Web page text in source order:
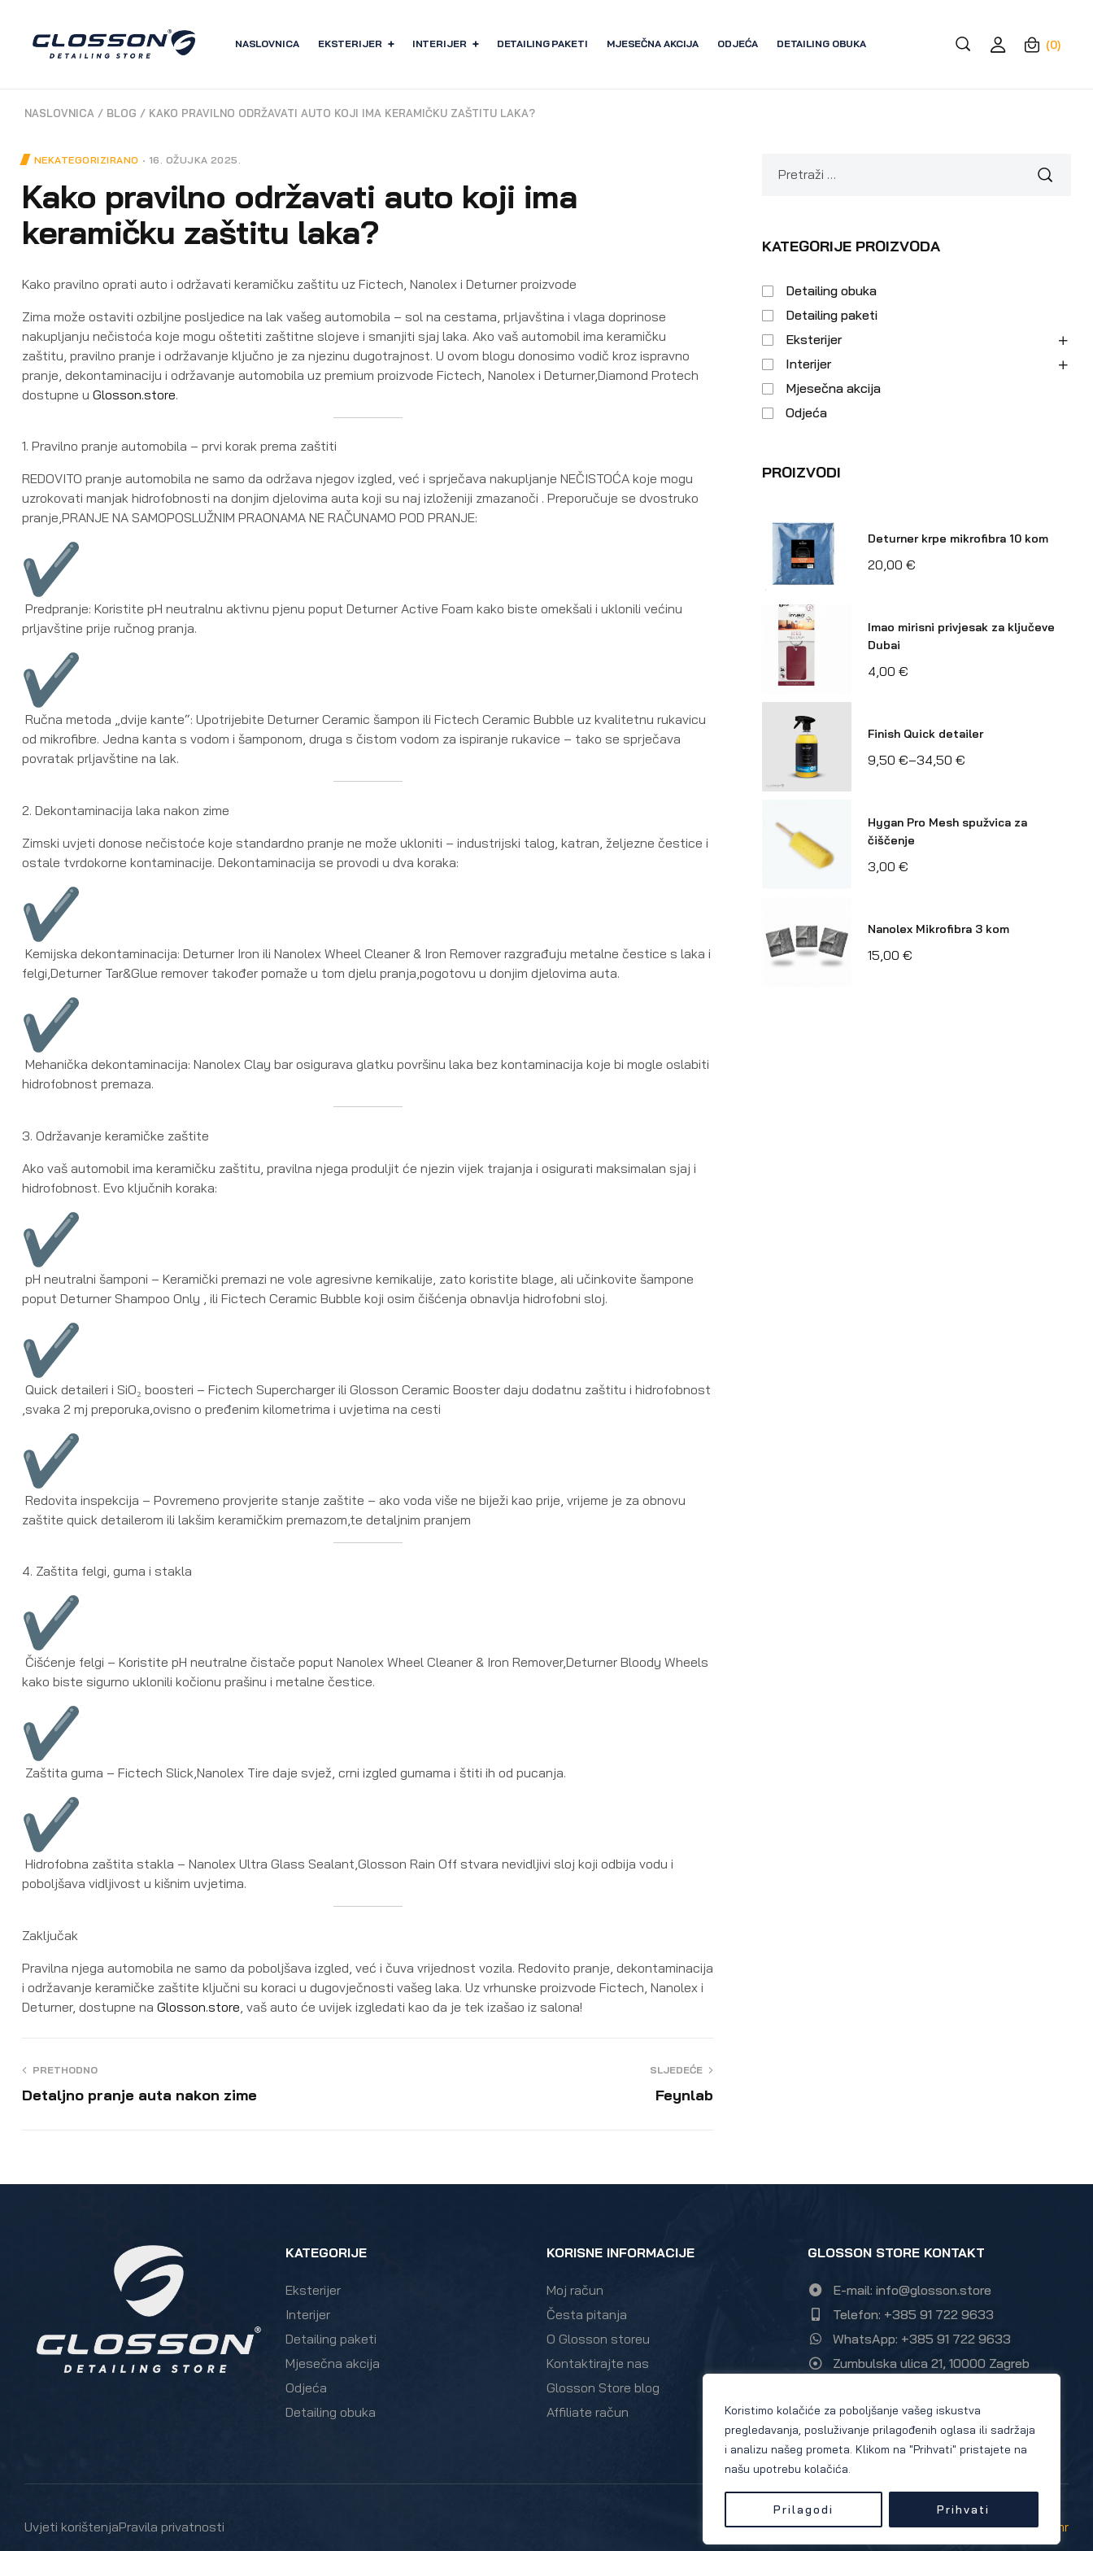
Koristimo kolačiće za poboljšanje vašeg iskustva
pregledavanja, posluživanje prilagođenih oglasa ili sadržaja
i analizu našeg prometa. Klikom na "Prihvati" pristajete na
našu upotrebu kolačića.
Prilagodi Prihvati
NASLOVNICA EKSTERIJER INTERIJER DETAILING PAKETI MJESEČNA AKCIJA ODJEĆA DETAILING OBUKA (0)
NASLOVNICA / BLOG / KAKO PRAVILNO ODRŽAVATI AUTO KOJI IMA KERAMIČKU ZAŠTITU LAKA?
NEKATEGORIZIRANO 16. OŽUJKA 2025.
Kako pravilno održavati auto koji ima
keramičku zaštitu laka?
Kako pravilno oprati auto i održavati keramičku zaštitu uz Fictech, Nanolex i Deturner proizvode
Zima može ostaviti ozbiljne posljedice na lak vašeg automobila – sol na cestama, prljavština i vlaga doprinose
nakupljanju nečistoća koje mogu oštetiti zaštitne slojeve i smanjiti sjaj laka. Ako vaš automobil ima keramičku
zaštitu, pravilno pranje i održavanje ključno je za njezinu dugotrajnost. U ovom blogu donosimo vodič kroz ispravno
pranje, dekontaminaciju i održavanje automobila uz premium proizvode Fictech, Nanolex i Deturner,Diamond Protech
dostupne u Glosson.store.
1. Pravilno pranje automobila – prvi korak prema zaštiti
REDOVITO pranje automobila ne samo da održava njegov izgled, već i sprječava nakupljanje NEČISTOĆA koje mogu
uzrokovati manjak hidrofobnosti na donjim djelovima auta koji su naj izloženiji zmazanoči . Preporučuje se dvostruko
pranje,PRANJE NA SAMOPOSLUŽNIM PRAONAMA NE RAČUNAMO POD PRANJE:
Predpranje: Koristite pH neutralnu aktivnu pjenu poput Deturner Active Foam kako biste omekšali i uklonili većinu
prljavštine prije ručnog pranja.
Ručna metoda „dvije kante“: Upotrijebite Deturner Ceramic šampon ili Fictech Ceramic Bubble uz kvalitetnu rukavicu
od mikrofibre. Jedna kanta s vodom i šamponom, druga s čistom vodom za ispiranje rukavice – tako se sprječava
povratak prljavštine na lak.
2. Dekontaminacija laka nakon zime
Zimski uvjeti donose nečistoće koje standardno pranje ne može ukloniti – industrijski talog, katran, željezne čestice i
ostale tvrdokorne kontaminacije. Dekontaminacija se provodi u dva koraka:
Kemijska dekontaminacija: Deturner Iron ili Nanolex Wheel Cleaner & Iron Remover razgrađuju metalne čestice s laka i
felgi,Deturner Tar&Glue remover također pomaže u tom djelu pranja,pogotovu u donjim djelovima auta.
Mehanička dekontaminacija: Nanolex Clay bar osigurava glatku površinu laka bez kontaminacija koje bi mogle oslabiti
hidrofobnost premaza.
3. Održavanje keramičke zaštite
Ako vaš automobil ima keramičku zaštitu, pravilna njega produljit će njezin vijek trajanja i osigurati maksimalan sjaj i
hidrofobnost. Evo ključnih koraka:
pH neutralni šamponi – Keramički premazi ne vole agresivne kemikalije, zato koristite blage, ali učinkovite šampone
poput Deturner Shampoo Only , ili Fictech Ceramic Bubble koji osim čišćenja obnavlja hidrofobni sloj.
Quick detaileri i SiO₂ boosteri – Fictech Supercharger ili Glosson Ceramic Booster daju dodatnu zaštitu i hidrofobnost
,svaka 2 mj preporuka,ovisno o pređenim kilometrima i uvjetima na cesti
Redovita inspekcija – Povremeno provjerite stanje zaštite – ako voda više ne biježi kao prije, vrijeme je za obnovu
zaštite quick detailerom ili lakšim keramičkim premazom,te detaljnim pranjem
4. Zaštita felgi, guma i stakla
Čišćenje felgi – Koristite pH neutralne čistače poput Nanolex Wheel Cleaner & Iron Remover,Deturner Bloody Wheels
kako biste sigurno uklonili kočionu prašinu i metalne čestice.
Zaštita guma – Fictech Slick,Nanolex Tire daje svjež, crni izgled gumama i štiti ih od pucanja.
Hidrofobna zaštita stakla – Nanolex Ultra Glass Sealant,Glosson Rain Off stvara nevidljivi sloj koji odbija vodu i
poboljšava vidljivost u kišnim uvjetima.
Zaključak
Pravilna njega automobila ne samo da poboljšava izgled, već i čuva vrijednost vozila. Redovito pranje, dekontaminacija
i održavanje keramičke zaštite ključni su koraci u dugovječnosti vašeg laka. Uz vrhunske proizvode Fictech, Nanolex i
Deturner, dostupne na Glosson.store , vaš auto će uvijek izgledati kao da je tek izašao iz salona!
PRETHODNO
Detaljno pranje auta nakon zime
SLJEDEĆE
Feynlab
KATEGORIJE PROIZVODA
Detailing obuka
Detailing paketi
Eksterijer
Interijer
Mjesečna akcija
Odjeća
PROIZVODI
Deturner krpe mikrofibra 10 kom
20,00 €
Imao mirisni privjesak za ključeve
Dubai
4,00 €
Finish Quick detailer
9,50 €–34,50 €
Hygan Pro Mesh spužvica za
čiščenje
3,00 €
Nanolex Mikrofibra 3 kom
15,00 €
KATEGORIJE
Eksterijer
Interijer
Detailing paketi
Mjesečna akcija
Odjeća
Detailing obuka
KORISNE INFORMACIJE
Moj račun
Česta pitanja
O Glosson storeu
Kontaktirajte nas
Glosson Store blog
Affiliate račun
GLOSSON STORE KONTAKT
E-mail: info@glosson.store
Telefon: +385 91 722 9633
WhatsApp: +385 91 722 9633
Zumbulska ulica 21, 10000 Zagreb
Facebook Glosson store
Uvjeti korištenjaPravila privatnosti Copyright © 2026 Glosson.store | site by198.hr